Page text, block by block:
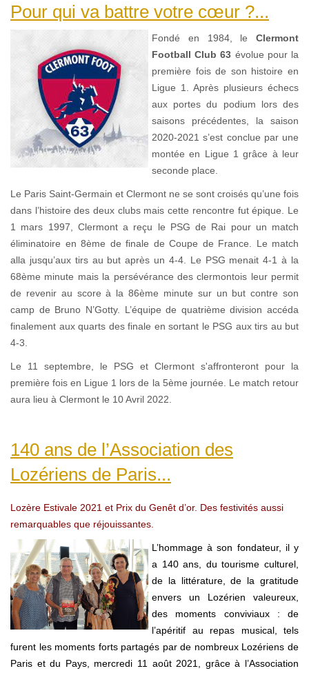
Pour qui va battre votre cœur ?...
Fondé en 1984, le Clermont
Football Club 63 évolue pour la
première fois de son histoire en
Ligue 1. Après plusieurs échecs
aux portes du podium lors des
saisons précédentes, la saison
2020-2021 s’est conclue par une
montée en Ligue 1 grâce à leur
seconde place.
Le Paris Saint-Germain et Clermont ne se sont croisés qu’une fois
dans l’histoire des deux clubs mais cette rencontre fut épique. Le
1 mars 1997, Clermont a reçu le PSG de Rai pour un match
éliminatoire en 8ème de finale de Coupe de France. Le match
alla jusqu’aux tirs au but après un 4-4. Le PSG menait 4-1 à la
68ème minute mais la persévérance des clermontois leur permit
de revenir au score à la 86ème minute sur un but contre son
camp de Bruno N’Gotty. L’équipe de quatrième division accéda
finalement aux quarts des finale en sortant le PSG aux tirs au but
4-3.
Le 11 septembre, le PSG et Clermont s'affronteront pour la
première fois en Ligue 1 lors de la 5ème journée. Le match retour
aura lieu à Clermont le 10 Avril 2022.
140 ans de l’Association des
Lozériens de Paris...
Lozère Estivale 2021 et Prix du Genêt d’or. Des festivités aussi
remarquables que réjouissantes.
L’hommage à son fondateur, il y
a 140 ans, du tourisme culturel,
de la littérature, de la gratitude
envers un Lozérien valeureux,
des moments conviviaux : de
l’apéritif au repas musical, tels
furent les moments forts partagés par de nombreux Lozériens de
Paris et du Pays, mercredi 11 août 2021, grâce à l’Association